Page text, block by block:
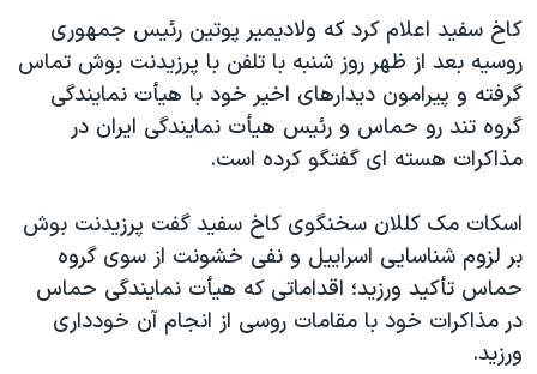
جهش
به
جستجو
ورزشی
گزیده‌ها
ویژه برنامه‌ها
ویدیوها
حقوق شهروندی
اقتصادی
علم و فناوری
اسرائیل در جنگ
جام جهانی ۲۰۲۶
عملیات خشم حماسی
۲۵۰سالگی آمریکا
بایگانی برنامه‌های تلویزیونی
انتخابات ریاست جمهوری آمریکا ۲۰۲۴
حمله جمهوری اسلامی به اسرائیل
رمز مهسا
ورزش زنان در ایران
فرکانس‌های صدای آمریکا
پخش رادیویی
یادگیری زبان انگلیسی
زبانهای مختلف
کاخ سفيد اعلام کرد که ولاديمير پوتين رئيس جمهوری
روسيه بعد از ظهر روز شنبه با تلفن با پرزيدنت بوش تماس
گرفته و پيرامون ديدارهای اخير خود با هيأت نمايندگی
گروه تند رو حماس و رئيس هيأت نمايندگی ايران در
مذاکرات هسته ای گفتگو کرده است.
اسکات مک کللان سخنگوی کاخ سفيد گفت پرزيدنت بوش
بر لزوم شناسايی اسراييل و نفی خشونت از سوی گروه
حماس تأکيد ورزيد؛ اقداماتی که هيأت نمايندگی حماس
در مذاکرات خود با مقامات روسی از انجام آن خودداری
ورزيد.